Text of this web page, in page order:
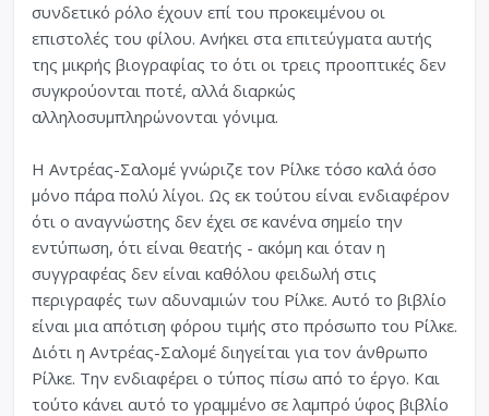
συνδετικό ρόλο έχουν επί του προκειμένου οι
επιστολές του φίλου. Ανήκει στα επιτεύγματα αυτής
της μικρής βιογραφίας το ότι οι τρεις προοπτικές δεν
συγκρούονται ποτέ, αλλά διαρκώς
αλληλοσυμπληρώνονται γόνιμα.
Η Αντρέας-Σαλομέ γνώριζε τον Ρίλκε τόσο καλά όσο
μόνο πάρα πολύ λίγοι. Ως εκ τούτου είναι ενδιαφέρον
ότι ο αναγνώστης δεν έχει σε κανένα σημείο την
εντύπωση, ότι είναι θεατής - ακόμη και όταν η
συγγραφέας δεν είναι καθόλου φειδωλή στις
περιγραφές των αδυναμιών του Ρίλκε. Αυτό το βιβλίο
είναι μια απότιση φόρου τιμής στο πρόσωπο του Ρίλκε.
Διότι η Αντρέας-Σαλομέ διηγείται για τον άνθρωπο
Ρίλκε. Την ενδιαφέρει ο τύπος πίσω από το έργο. Και
τούτο κάνει αυτό το γραμμένο σε λαμπρό ύφος βιβλίο